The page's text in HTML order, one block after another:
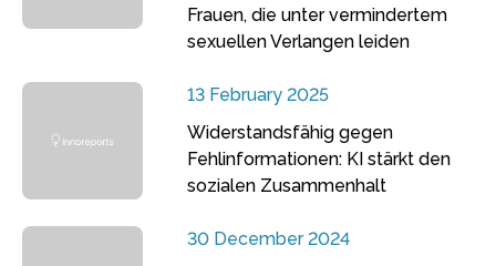
Frauen, die unter vermindertem
sexuellen Verlangen leiden
13 February 2025
Widerstandsfähig gegen
Fehlinformationen: KI stärkt den
sozialen Zusammenhalt
30 December 2024